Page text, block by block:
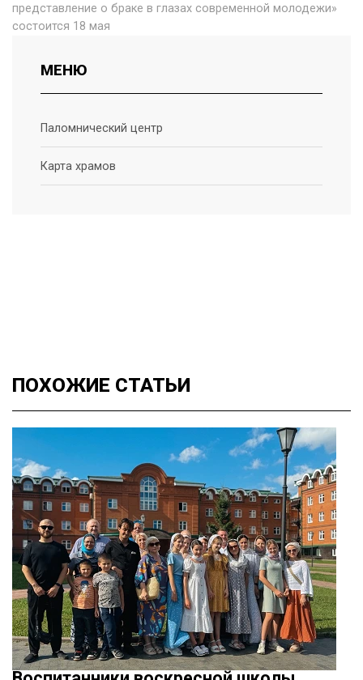
представление о браке в глазах современной молодежи»
состоится 18 мая
МЕНЮ
Паломнический центр
Карта храмов
ПОХОЖИЕ СТАТЬИ